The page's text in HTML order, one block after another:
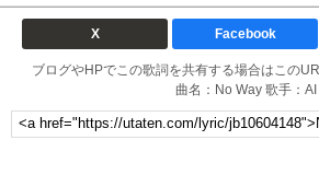
X Facebook
ブログやHPでこの歌詞を共有する場合はこの
曲名：No Way 歌手：AI